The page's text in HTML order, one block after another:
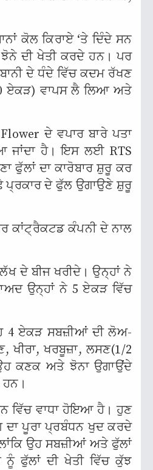
ਕੋਲ ਕਿਰਾਏ ‘ਤੇ ਦਿੰਦੇ ਸਨ
ਦੀ ਖੇਤੀ ਕਰਦੇ ਹਨ। ਪਰ
ਦੇ ਧੰਦੇ ਵਿੱਚ ਕਦਮ ਰੱਖਣ
ਏਕੜ) ਵਾਪਸ ਲੈ ਲਿਆ ਅਤੇ
ਦੇ ਵਪਾਰ ਬਾਰੇ ਪਤਾ
ਜਾਂਦਾ ਹੈ। ਇਸ ਲਈ RTS
ਫੁੱਲਾਂ ਦਾ ਕਾਰੋਬਾਰ ਸ਼ੁਰੂ ਕਰ
ਪ੍ਰਕਾਰ ਦੇ ਫੁੱਲ ਉਗਾਉਣੇ ਸ਼ੁਰੂ
ਕਾਂਟ੍ਰੈਕਟਡ ਕੰਪਨੀ ਦੇ ਨਾਲ
ਦੇ ਬੀਜ ਖਰੀਦੇ। ਉਨ੍ਹਾਂ ਨੇ
ਉਨ੍ਹਾਂ ਨੇ 5 ਏਕੜ ਵਿੱਚ
4 ਏਕੜ ਸਬਜ਼ੀਆਂ ਦੀ ਲੋਅ-
ਖਰਬੂਜ਼ਾ, ਲਸਣ(1/2
ਕਣਕ ਅਤੇ ਝੋਨਾ ਉਗਾਉਂਦੇ
ਵਿੱਚ ਵਾਧਾ ਹੋਇਆ ਹੈ। ਹੁਣ
ਦਾ ਪੂਰਾ ਪ੍ਰਬੰਧਨ ਖੁਦ ਕਰਦੇ
ਉਹ ਸਬਜ਼ੀਆਂ ਅਤੇ ਫੁੱਲਾਂ
ਫੁੱਲਾਂ ਦੀ ਖੇਤੀ ਵਿੱਚ ਕੁੱਝ